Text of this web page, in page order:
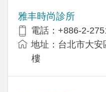
雅丰時尚診所
電話：+886-2-
地址：台北市大
樓